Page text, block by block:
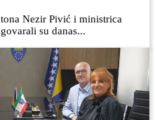
Nezir Pivić i ministrica
su danas...